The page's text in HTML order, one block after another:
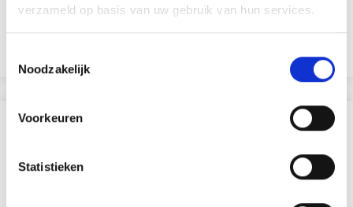
verzameld op basis van uw gebruik van hun services.
Noodzakelijk
Voorkeuren
Statistieken
ANDEREN KOCHTEN OOK